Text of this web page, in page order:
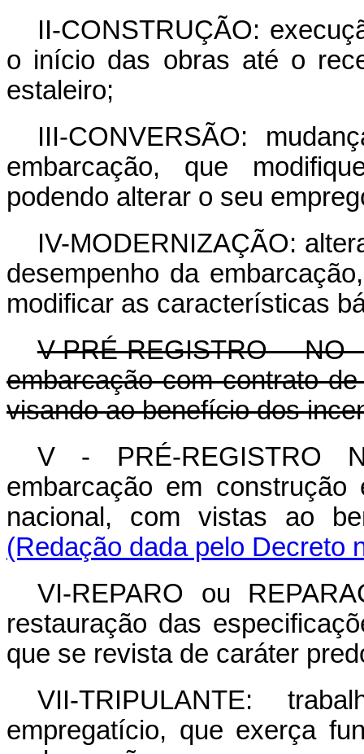
II-CONSTRUÇÃO:
o início das obras até o
estaleiro;
III-CONVERSÃO:
embarcação, que
podendo alterar o seu
IV-MODERNIZAÇÃO:
desempenho da
modificar as características
V-PRÉ-REGISTRO
embarcação com contrato
visando ao benefício dos
V - PRÉ-REGISTRO
embarcação em
nacional, com vistas ao
(Redação dada pelo Decreto
VI-REPARO ou
restauração das
que se revista de caráter
VII-TRIPULANTE:
empregatício, que exerça